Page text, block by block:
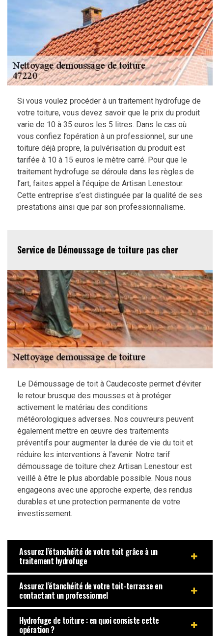
Si vous voulez procéder à un traitement hydrofuge de
votre toiture, vous devez savoir que le prix du produit
varie de 10 à 35 euros les 5 litres. Dans le cas où
vous confiez l’opération à un professionnel, sur une
toiture déjà propre, la pulvérisation du produit est
tarifée à 10 à 15 euros le mètre carré. Pour que le
traitement hydrofuge se déroule dans les règles de
l’art, faites appel à l’équipe de Artisan Lenestour.
Cette entreprise s’est distinguée par la qualité de ses
prestations ainsi que par son professionnalisme.
Service de Démoussage de toiture pas cher
Le Démoussage de toit à Caudecoste permet d’éviter
le retour brusque des mousses et à protéger
activement le matériau des conditions
météorologiques adverses. Nos couvreurs peuvent
également mettre en œuvre des traitements
préventifs pour augmenter la durée de vie du toit et
réduire les interventions à l’avenir. Notre tarif
démoussage de toiture chez Artisan Lenestour est
veillé à être le plus abordable possible. Nous nous
engageons avec une approche experte, des rendus
durables et une protection permanente de votre
investissement.
Assurez l’étanchéité de votre toit grâce à un
traitement hydrofuge
Assurez l’étanchéité de votre toit-terrasse en
contactant un professionnel
Hydrofuge de toiture : en quoi consiste cette
opération ?